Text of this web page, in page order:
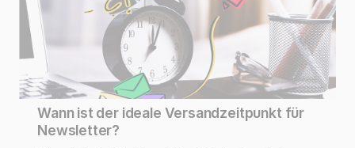
Wann ist der ideale Versandzeitpunkt für
Newsletter?